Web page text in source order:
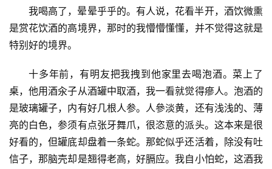
我喝高了，晕晕乎乎的。有人说，花看半开，酒饮微熏
是赏花饮酒的高境界，那时的我懵懵懂懂，并不觉得这就是
特别好的境界。
十多年前，有明友把我拽到他家里去喝泡酒。菜上了
桌，他用酒汆子从酒罐中取酒，我一看就觉得瘮人。泡酒的
是玻璃罐子，内有好几根人参。人參淡黄，还有浅浅的、薄
亮的白色，参须有点张牙舞爪，很恣意的派头。这本来是很
好看的，但罐底却盘着一条蛇。那蛇似乎还活着，除没有吐
信子，那脑壳却是翘得老高，好膈应。我自小怕蛇，这酒我